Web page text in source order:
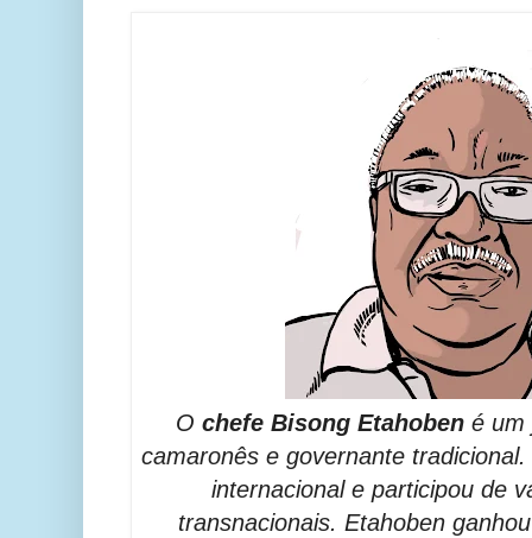
O chefe Bisong Etahoben é um
camaronês e governante
internacional e participou de
transnacionais. Etahoben